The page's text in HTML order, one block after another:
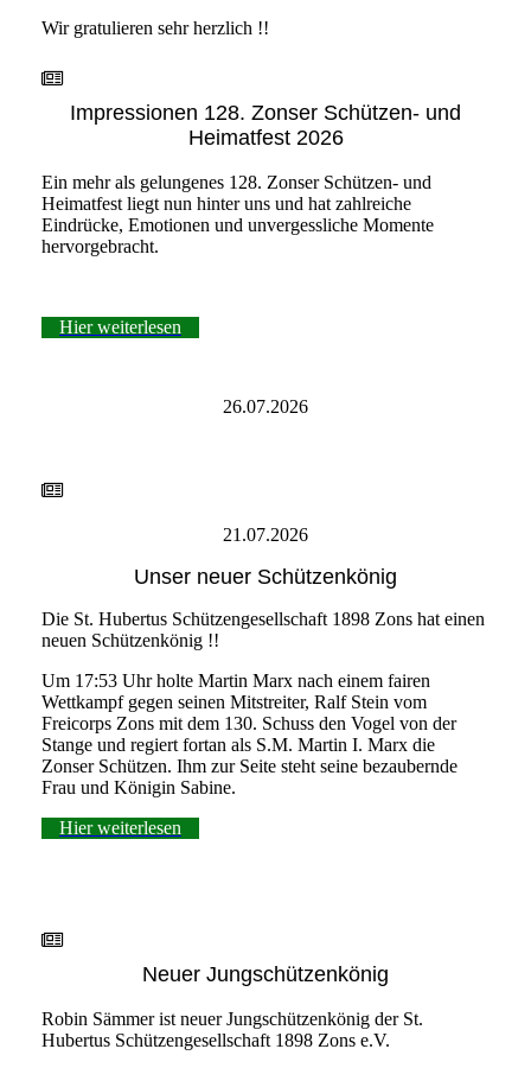
Wir gratulieren sehr herzlich !!
Impressionen 128. Zonser Schützen- und
Heimatfest 2026
Ein mehr als gelungenes 128. Zonser Schützen- und
Heimatfest liegt nun hinter uns und hat zahlreiche
Eindrücke, Emotionen und unvergessliche Momente
hervorgebracht.
Hier weiterlesen
26.07.2026
21.07.2026
Unser neuer Schützenkönig
Die St. Hubertus Schützengesellschaft 1898 Zons hat einen
neuen Schützenkönig !!
Um 17:53 Uhr holte Martin Marx nach einem fairen
Wettkampf gegen seinen Mitstreiter, Ralf Stein vom
Freicorps Zons mit dem 130. Schuss den Vogel von der
Stange und regiert fortan als S.M. Martin I. Marx die
Zonser Schützen. Ihm zur Seite steht seine bezaubernde
Frau und Königin Sabine.
Hier weiterlesen
Neuer Jungschützenkönig
Robin Sämmer ist neuer Jungschützenkönig der St.
Hubertus Schützengesellschaft 1898 Zons e.V.